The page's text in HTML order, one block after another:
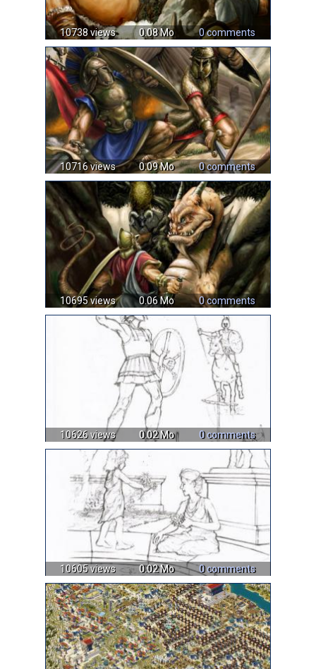
10738 views 0.08 Mo 0 comments
10716 views 0.09 Mo 0 comments
10695 views 0.06 Mo 0 comments
10626 views 0.02 Mo 0 comments
10605 views 0.02 Mo 0 comments